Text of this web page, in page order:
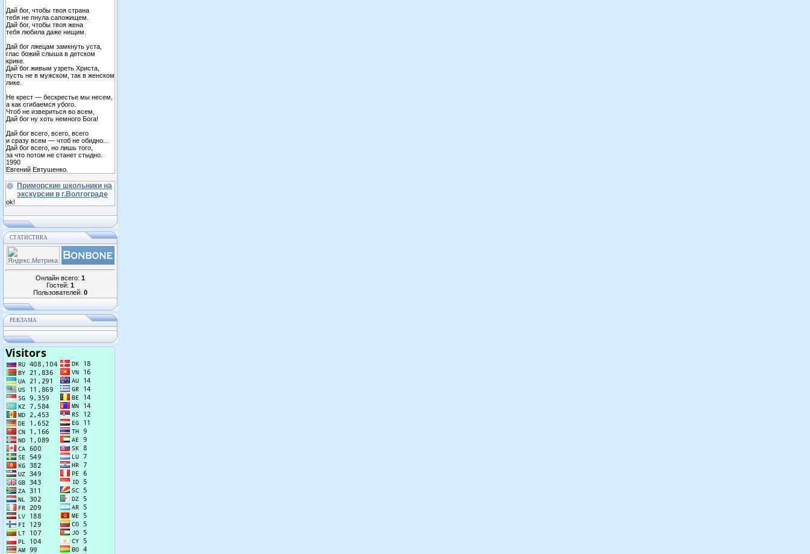
Дай бог, чтобы твоя страна
тебя не пнула сапожищем.
Дай бог, чтобы твоя жена
тебя любила даже нищим.
Дай бог лжецам замкнуть уста,
глас божий слыша в детском
крике.
Дай бог живым узреть Христа,
пусть не в мужском, так в женском
лике.
Не крест — бескрестье мы несем,
а как сгибаемся убого.
Чтоб не извериться во всем,
Дай бог ну хоть немного Бога!
Дай бог всего, всего, всего
и сразу всем — чтоб не обидно...
Дай бог всего, но лишь того,
за что потом не станет стыдно.
1990
Евгений Евтушенко.
Приморские школьники на
экскурсии в г.Волгограде
ok!
СТАТИСТИКА
Онлайн всего: 1
Гостей: 1
Пользователей: 0
РЕКЛАМА